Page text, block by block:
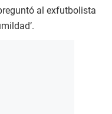
al exfutbolista